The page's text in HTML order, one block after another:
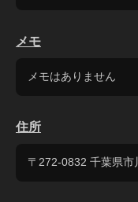
メモ
メモはありません
住所
〒272-0832 千葉県市